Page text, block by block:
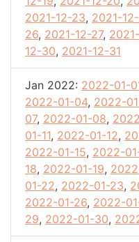
2021-12-23, 2021-
26, 2021-12-27,
12-30, 2021-12-31
Jan 2022: 2022-01-
2022-01-04, 2022-
07, 2022-01-08,
01-11, 2022-01-12,
2022-01-15, 2022-
18, 2022-01-19,
01-22, 2022-01-23,
2022-01-26, 2022-
29, 2022-01-30,